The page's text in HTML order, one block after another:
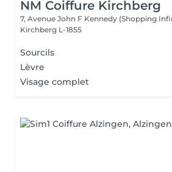
NM Coiffure Kirchberg
7, Avenue John F Kennedy (Shopping
Kirchberg L-1855
Sourcils
Lèvre
Visage complet